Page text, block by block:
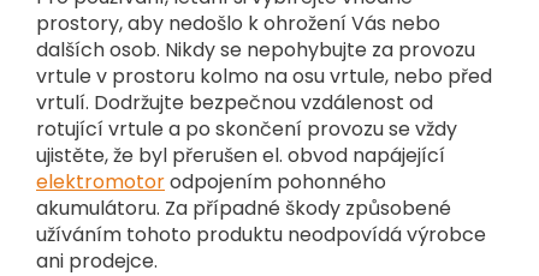
prostory, aby nedošlo k ohrožení Vás nebo
dalších osob. Nikdy se nepohybujte za provozu
vrtule v prostoru kolmo na osu vrtule, nebo před
vrtulí. Dodržujte bezpečnou vzdálenost od
rotující vrtule a po skončení provozu se vždy
ujistěte, že byl přerušen el. obvod napájející
elektromotorodpojením pohonného
akumulátoru. Za případné škody způsobené
užíváním tohoto produktu neodpovídá výrobce
ani prodejce.